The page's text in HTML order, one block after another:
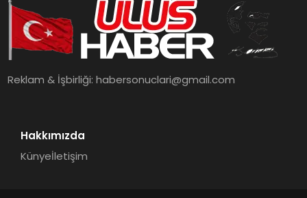
Reklam & İşbirliği:habersonuclari@gmail.com
Hakkımızda
Künyeİletişim